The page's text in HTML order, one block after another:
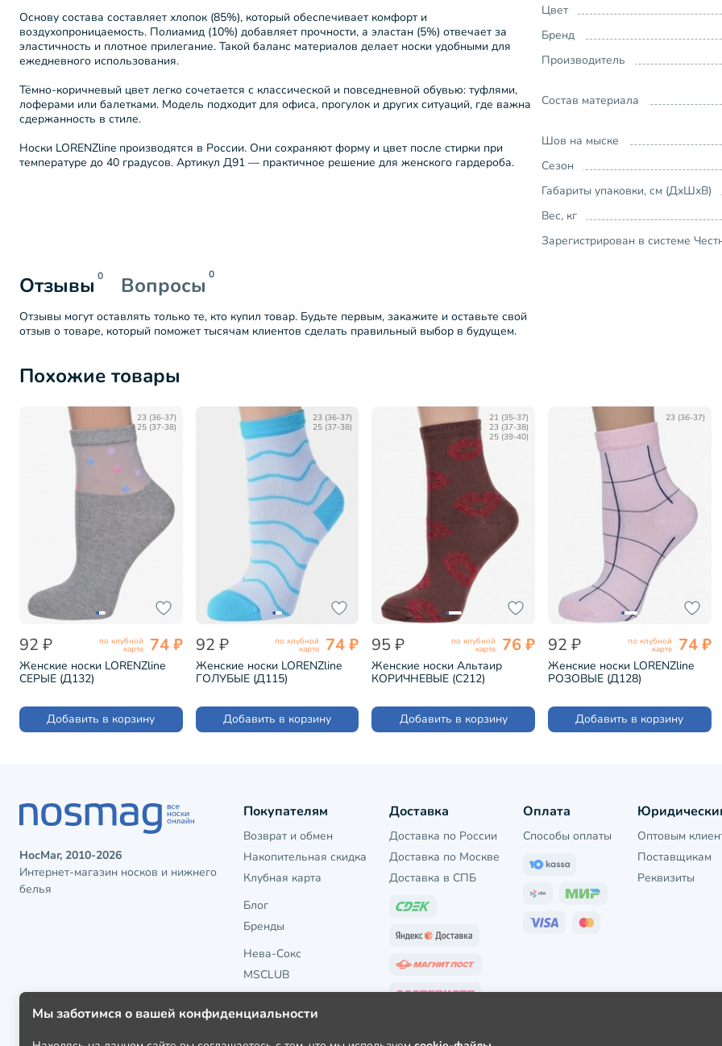
Основу состава составляет хлопок (85%), который обеспечивает комфорт и
воздухопроницаемость. Полиамид (10%) добавляет прочности, а эластан (5%) отвечает за
эластичность и плотное прилегание. Такой баланс материалов делает носки удобными для
ежедневного использования.
Тёмно-коричневый цвет легко сочетается с классической и повседневной обувью: туфлями,
лоферами или балетками. Модель подходит для офиса, прогулок и других ситуаций, где важна
сдержанность в стиле.
Носки LORENZline производятся в России. Они сохраняют форму и цвет после стирки при
температуре до 40 градусов. Артикул Д91 — практичное решение для женского гардероба.
Цвет
Бренд
Производитель
Состав материала
Шов на мыске
Сезон
Габариты упаковки, см (ДхШхВ)
Вес, кг
Зарегистрирован в системе
Отзывы 0 Вопросы 0
Отзывы могут оставлять только те, кто купил товар. Будьте первым, закажите и оставьте свой
отзыв о товаре, который поможет тысячам клиентов сделать правильный выбор в будущем.
Похожие товары
23 (36-37)
25 (37-38)
92 ₽ по клубной
карте 74 ₽
Женские носки LORENZline
СЕРЫЕ (Д132)
Добавить в корзину
23 (36-37)
25 (37-38)
92 ₽ по клубной
карте 74 ₽
Женские носки LORENZline
ГОЛУБЫЕ (Д115)
Добавить в корзину
21 (35-37)
23 (37-38)
25 (39-40)
95 ₽ по клубной
карте 76 ₽
Женские носки Альтаир
КОРИЧНЕВЫЕ (С212)
Добавить в корзину
23 (36-37)
92 ₽ по клубной
карте 74 ₽
Женские носки LORENZline
РОЗОВЫЕ (Д128)
Добавить в корзину
НосМаг, 2010-2026
Интернет-магазин носков и нижнего
белья
Покупателям
Возврат и обмен
Накопительная скидка
Клубная карта
Блог
Бренды
Нева-Сокс
MSCLUB
Доставка
Доставка по России
Доставка по Москве
Доставка в СПБ
Оплата
Способы оплаты
Оптовым
Поставщикам
Реквизиты
Мы заботимся о вашей конфиденциальности